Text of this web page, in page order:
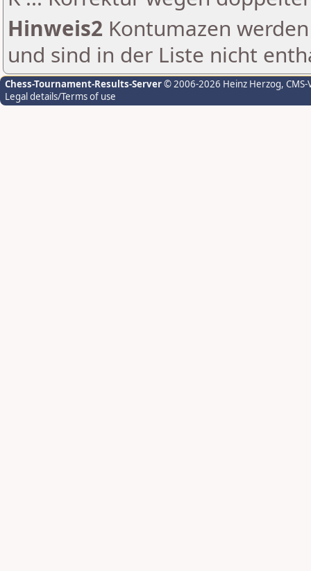
Hinweis2 Kontumazen
und sind in der Liste nicht
Chess-Tournament-Results-Server© 2006-2026 Heinz Herzog,
Legal details/Terms of use